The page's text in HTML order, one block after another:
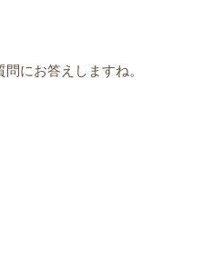
にお答えしますね。